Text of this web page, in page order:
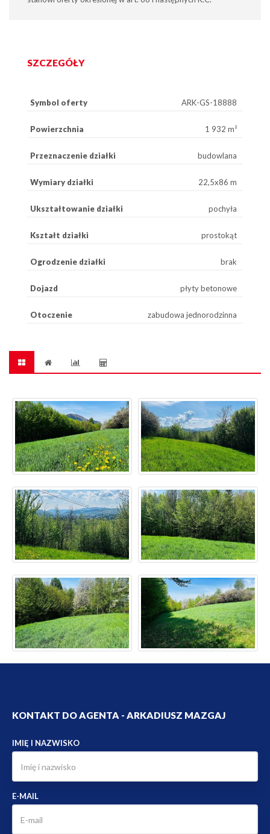
SZCZEGÓŁY
Symbol oferty ARK-GS-18888
Powierzchnia 1 932 m²
Przeznaczenie działki budowlana
Wymiary działki 22,5x86 m
Ukształtowanie działki pochyła
Kształt działki prostokąt
Ogrodzenie działki brak
Dojazd płyty betonowe
Otoczenie zabudowa jednorodzinna
KONTAKT DO AGENTA - ARKADIUSZ MAZGAJ
IMIĘ I NAZWISKO
E-MAIL